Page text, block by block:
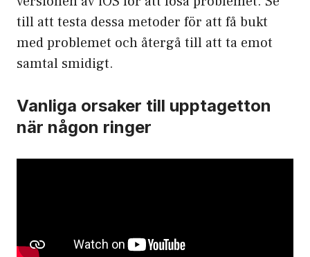
till att testa dessa metoder för att få bukt
med problemet och återgå till att ta emot
samtal smidigt.
Vanliga orsaker till upptagetton
när någon ringer